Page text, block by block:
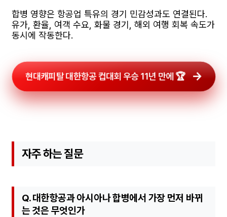
합병 영향은 항공업 특유의 경기 민감성과도 연결된다.
유가, 환율, 여객 수요, 화물 경기, 해외 여행 회복 속도가
동시에 작동한다.
현대캐피탈 대한항공 컵대회 우승 11년 만에 🏆
자주 하는 질문
Q. 대한항공과 아시아나 합병에서 가장 먼저 바뀌
는 것은 무엇인가